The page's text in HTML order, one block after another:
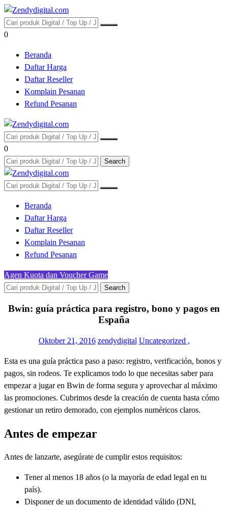
0
Beranda
Daftar Harga
Daftar Reseller
Komplain Pesanan
Refund Pesanan
0
Search
Beranda
Daftar Harga
Daftar Reseller
Komplain Pesanan
Refund Pesanan
Agen Kuota dan Voucher Game
Search
Bwin: guía práctica para registro, bono y pagos en
España
Oktober 21, 2016 zendydigital Uncategorized ,
Esta es una guía práctica paso a paso: registro, verificación, bonos y
pagos, sin rodeos. Te explicamos todo lo que necesitas saber para
empezar a jugar en Bwin de forma segura y aprovechar al máximo
las promociones. Cubrimos desde la creación de cuenta hasta cómo
gestionar un retiro demorado, con ejemplos numéricos claros.
Antes de empezar
Antes de lanzarte, asegúrate de cumplir estos requisitos:
Tener al menos 18 años (o la mayoría de edad legal en tu
país).
Disponer de un documento de identidad válido (DNI,